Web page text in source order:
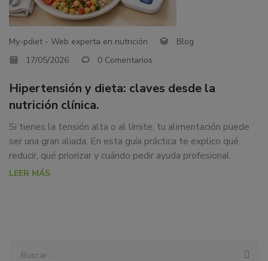
dedicamos
a
la
docencia
y
formación
sobre
la
nutrición
alimentaria
tanto
para
eventos.
CLÍNICA.
My-pdiet - Web experta en nutrición
Blog
17/05/2026
0 Comentarios
Hipertensión y dieta: claves desde la
nutrición clínica.
Si tienes la tensión alta o al límite, tu alimentación puede
ser una gran aliada. En esta guía práctica te explico qué
reducir, qué priorizar y cuándo pedir ayuda profesional.
LEER MÁS